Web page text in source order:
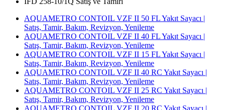
AQUAMETRO CONTOIL VZF II 50 FL Yakıt Sayacı |
Satış, Tamir, Bakım, Revizyon, Yenileme
AQUAMETRO CONTOIL VZF II 40 FL Yakıt Sayacı |
Satış, Tamir, Bakım, Revizyon, Yenileme
AQUAMETRO CONTOIL VZF II 15 FL Yakıt Sayacı |
Satış, Tamir, Bakım, Revizyon, Yenileme
AQUAMETRO CONTOIL VZF II 40 RC Yakıt Sayacı |
Satış, Tamir, Bakım, Revizyon, Yenileme
AQUAMETRO CONTOIL VZF II 25 RC Yakıt Sayacı |
Satış, Tamir, Bakım, Revizyon, Yenileme
AQUAMETRO CONTOIL VZF II 20 RC Yakıt Sayacı |